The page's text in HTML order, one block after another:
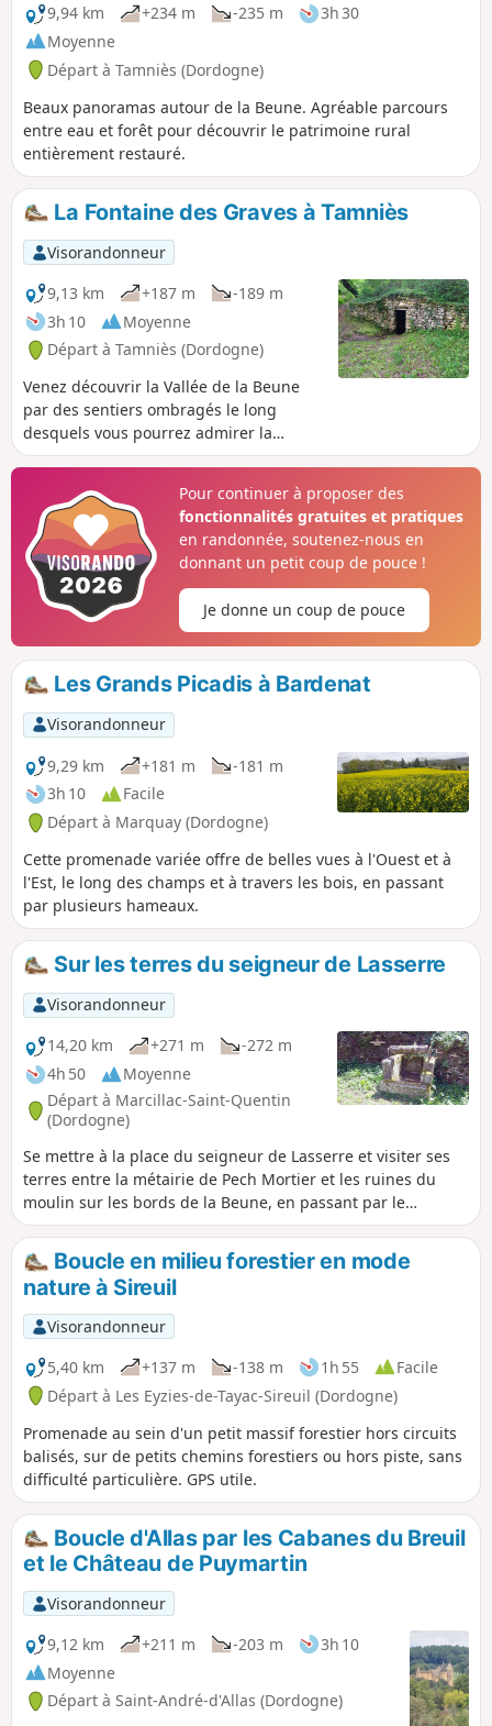
9,94 km +234 m -235 m
3h 30
Moyenne
Départ à Tamniès (Dordogne)
Beaux panoramas autour de la Beune. Agréable parcours
entre eau et forêt pour découvrir le patrimoine rural
entièrement restauré.
La Fontaine des Graves à Tamniès
Visorandonneur
9,13 km
+187 m
-189 m
3h 10
Moyenne
Départ à Tamniès (Dordogne)
Venez découvrir la Vallée de la Beune
par des sentiers ombragés le long
desquels vous pourrez admirer la
restauration d'éléments patrimoniaux
fontaines et lavoirs. Vous apercevrez, en
complément, plusieurs moulins qui,
malheureusement, sont inaccessibles
car propriétés privées.
Pour continuer à proposer des
fonctionnalités gratuites et pratiques
en randonnée, soutenez-nous en
donnant un petit coup de pouce !
Je donne un coup de pouce
Les Grands Picadis à Bardenat
Visorandonneur
9,29 km
+181 m
-181 m
3h 10
Facile
Départ à Marquay (Dordogne)
Cette promenade variée offre de belles vues à l'Ouest et à
l'Est, le long des champs et à travers les bois, en passant
par plusieurs hameaux.
Sur les terres du seigneur de Lasserre
Visorandonneur
14,20 km
+271 m
-272 m
4h 50
Moyenne
Départ à Marcillac-Saint-Quentin
(Dordogne)
Se mettre à la place du seigneur de Lasserre et visiter ses
terres entre la métairie de Pech Mortier et les ruines du
moulin sur les bords de la Beune, en passant par le
château, prend bien la journée. Le retour se fait par
Marcillac entre champs et forêts.
Boucle en milieu forestier en mode
nature à Sireuil
Visorandonneur
5,40 km
+137 m -138 m 1h 55
Facile
Départ à Les Eyzies-de-Tayac-Sireuil (Dordogne)
Promenade au sein d'un petit massif forestier hors circuits
balisés, sur de petits chemins forestiers ou hors piste, sans
difficulté particulière. GPS utile.
Boucle d'Allas par les Cabanes du Breuil
et le Château de Puymartin
Visorandonneur
9,12 km
+211 m -203 m
3h 10
Moyenne
Départ à Saint-André-d'Allas (Dordogne)